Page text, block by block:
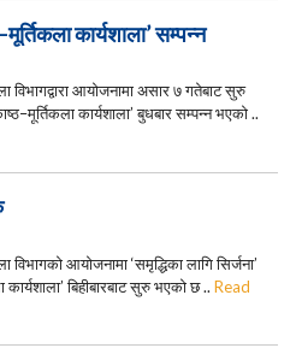
कार्यशाला’ सम्पन्न
विभागद्वारा आयोजनामा असार ७ गतेबाट सुरु
कार्यशाला’ बुधबार सम्पन्न भएको ..
विभागको आयोजनामा ‘समृद्धिका लागि सिर्जना’
बिहीबारबाट सुरु भएको छ .. Read